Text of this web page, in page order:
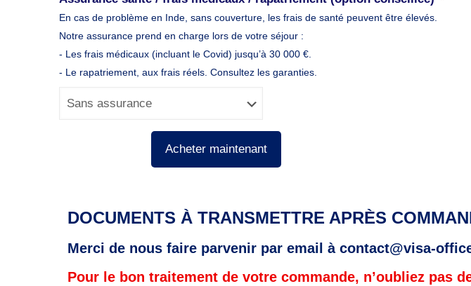
En cas de problème en Inde, sans couverture, les frais de santé peuvent être élevés.
Notre assurance prend en charge lors de votre séjour :
- Les frais médicaux (incluant le Covid) jusqu’à 30 000 €.
- Le rapatriement, aux frais réels. Consultez les garanties.
Acheter maintenant
DOCUMENTS À TRANSMETTRE APRÈS
Merci de nous faire parvenir par email à contact@visa-
Pour le bon traitement de votre commande, n’oubliez pas